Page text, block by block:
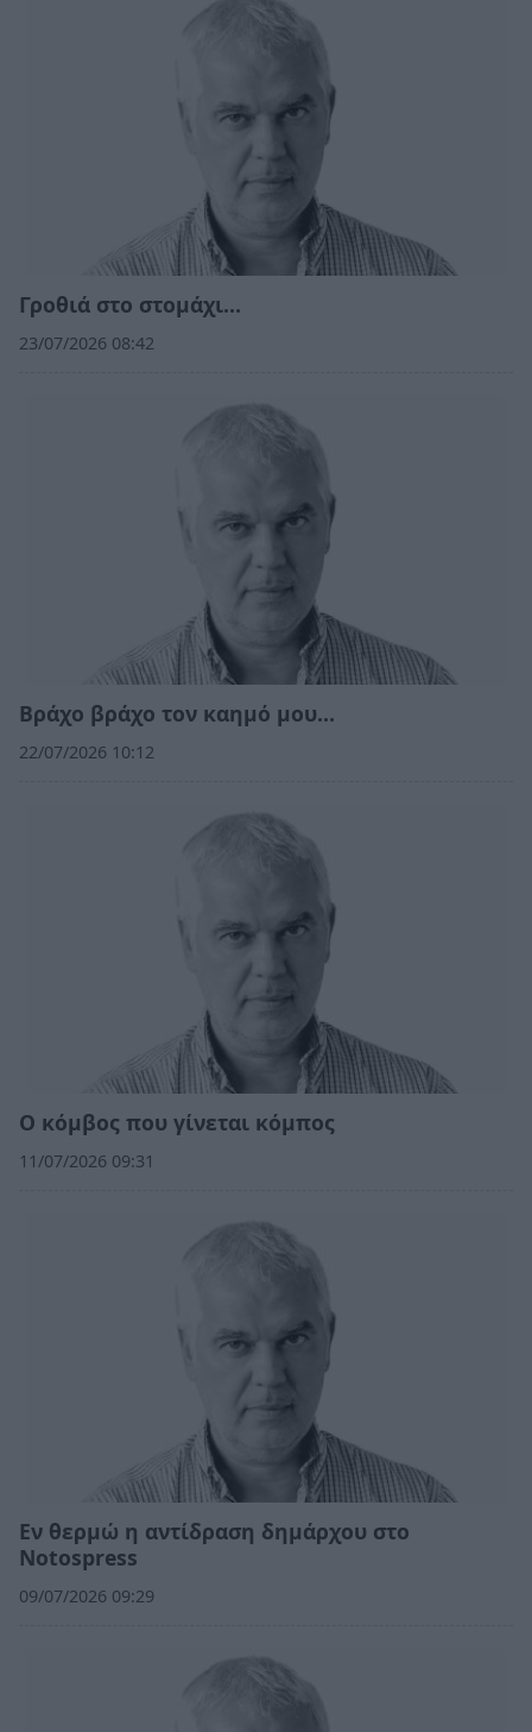
Γροθιά στο στομάχι…
23/07/2026 08:42
Βράχο βράχο τον καημό μου…
22/07/2026 10:12
Ο κόμβος που γίνεται κόμπος
11/07/2026 09:31
Εν θερμώ η αντίδραση δημάρχου στο
Notospress
09/07/2026 09:29